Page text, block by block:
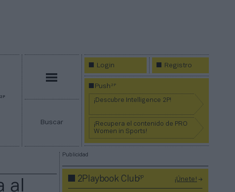
2P
Buscar
Login Registro
Push2P
¡Descubre Intelligence 2P!
¡Recupera el contenido de PRO
Women in Sports!
al
Publicidad
2Playbook Club2P ¡Únete!